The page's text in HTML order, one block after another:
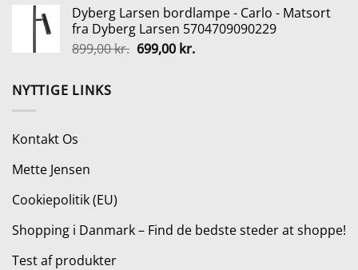
pris
var:
129,95 kr..
pris
er:
65,00 kr..
Dyberg Larsen bordlampe - Carlo - Matsort
fra Dyberg Larsen 5704709090229
899,00kr. Den
699,00 kr.Den
NYTTIGE LINKS
Kontakt Os
Mette Jensen
Cookiepolitik (EU)
Shopping i Danmark – Find de bedste steder at shoppe!
Test af produkter